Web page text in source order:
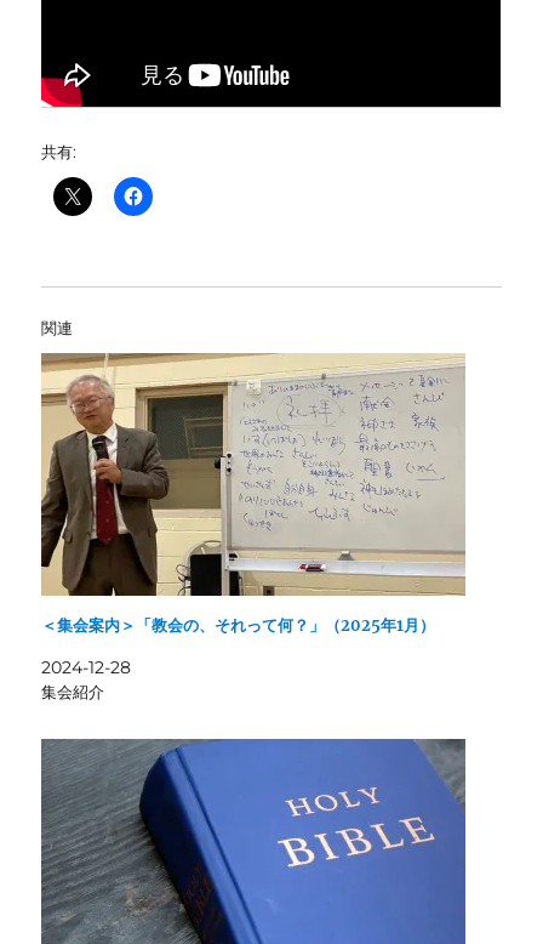
共有:
関連
＜集会案内＞「教会の、それって何？」（2025年1月）
2024-12-28
集会紹介